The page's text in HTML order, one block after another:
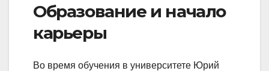
Образование и начало
карьеры
Во время обучения в университете Юрий